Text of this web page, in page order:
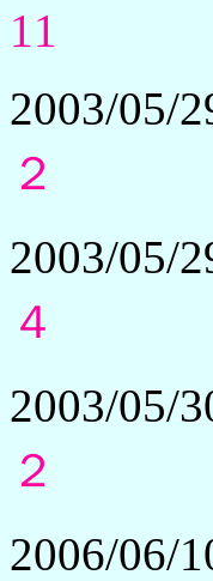
11
2003/05/
２
2003/05/
４
2003/05/
２
2006/06/